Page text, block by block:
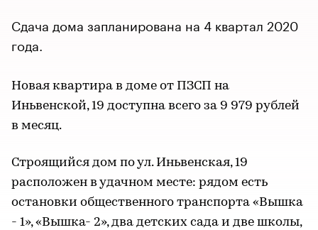
Сдача дома запланирована на 4 квартал 2020
года.
Новая квартира в доме от ПЗСП на
Иньвенской, 19 доступна всего за 9 979 рублей
в месяц.
Строящийся дом по ул. Иньвенская, 19
расположен в удачном месте: рядом есть
остановки общественного транспорта «Вышка
- 1», «Вышка- 2», два детских сада и две школы,